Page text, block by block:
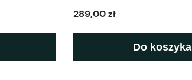
289,00 zł
Do koszyka